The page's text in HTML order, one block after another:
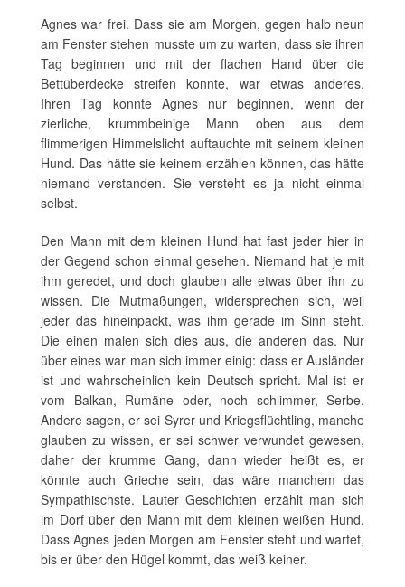
Agnes war frei. Dass sie am Morgen, gegen halb neun
am Fenster stehen musste um zu warten, dass sie ihren
Tag beginnen und mit der flachen Hand über die
Bettüberdecke streifen konnte, war etwas anderes.
Ihren Tag konnte Agnes nur beginnen, wenn der
zierliche, krummbeinige Mann oben aus dem
flimmerigen Himmelslicht auftauchte mit seinem kleinen
Hund. Das hätte sie keinem erzählen können, das hätte
niemand verstanden. Sie versteht es ja nicht einmal
selbst.
Den Mann mit dem kleinen Hund hat fast jeder hier in
der Gegend schon einmal gesehen. Niemand hat je mit
ihm geredet, und doch glauben alle etwas über ihn zu
wissen. Die Mutmaßungen, widersprechen sich, weil
jeder das hineinpackt, was ihm gerade im Sinn steht.
Die einen malen sich dies aus, die anderen das. Nur
über eines war man sich immer einig: dass er Ausländer
ist und wahrscheinlich kein Deutsch spricht. Mal ist er
vom Balkan, Rumäne oder, noch schlimmer, Serbe.
Andere sagen, er sei Syrer und Kriegsflüchtling, manche
glauben zu wissen, er sei schwer verwundet gewesen,
daher der krumme Gang, dann wieder heißt es, er
könnte auch Grieche sein, das wäre manchem das
Sympathischste. Lauter Geschichten erzählt man sich
im Dorf über den Mann mit dem kleinen weißen Hund.
Dass Agnes jeden Morgen am Fenster steht und wartet,
bis er über den Hügel kommt, das weiß keiner.